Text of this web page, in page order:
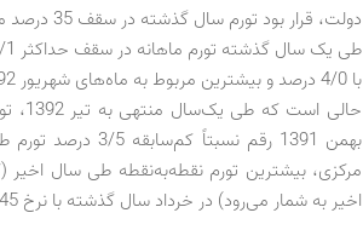
بهمن 1391 رقم
مرکزی، بیشترین تورم نقطه‌به‌نقطه طی سال اخیر
اخیر به شمار می‌رود) در خرداد سال گذشته با نرخ 1/45 درصد ثبت شده است.